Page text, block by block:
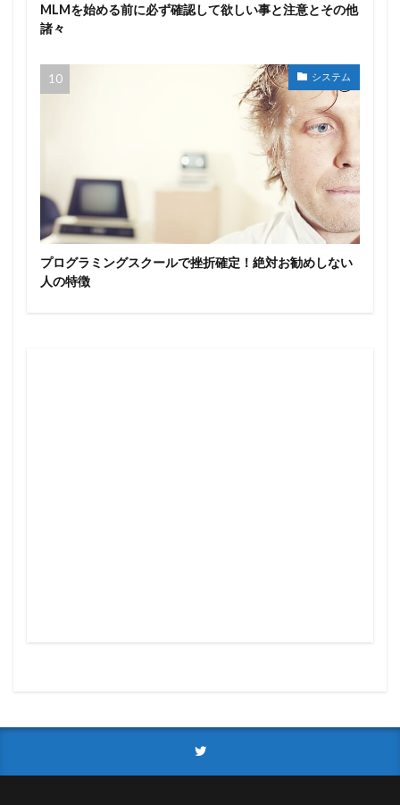
MLMを始める前に必ず確認して欲しい事と注意とその他
諸々
システム
プログラミングスクールで挫折確定！絶対お勧めしない
人の特徴